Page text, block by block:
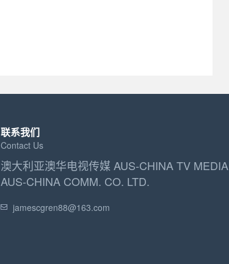
联系我们
Contact Us
澳大利亚澳华电视传媒 AUS-CHINA TV MEDIA
AUS-CHINA COMM. CO. LTD.
jamescgren88@163.com